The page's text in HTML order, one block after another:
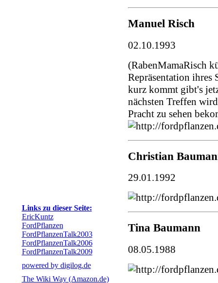
Manuel Risch
02.10.1993
(RabenMamaRisch
Repräsentation ihres
kurz kommt gibt's
nächsten Treffen
Pracht zu sehen
Christian
29.01.1992
Tina Baumann
08.05.1988
Links zu dieser Seite:
EricKuntz
FordPflanzen
FordPflanzenTalk2003
FordPflanzenTalk2006
FordPflanzenTalk2009
powered by digilog.de
The Wiki Way (Amazon.de)